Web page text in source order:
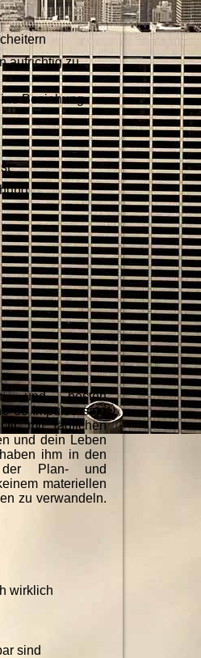
aufrichtig zu
Beziehung
und besten
66 Impulse sind
mit täglichen
und dein Leben
ihm in den
Plan- und
materiellen
zu verwandeln.
wirklich
sind